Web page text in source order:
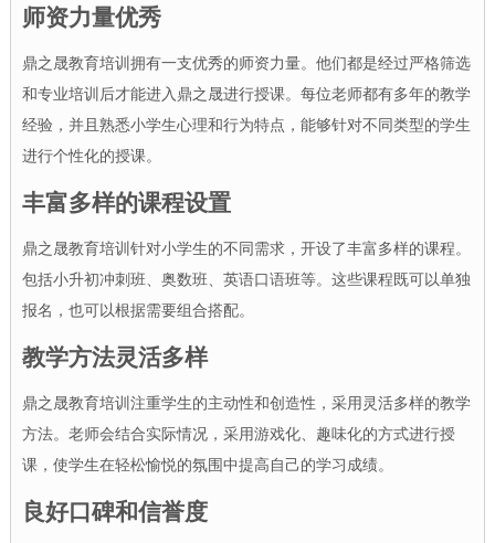
师资力量优秀
鼎之晟教育培训拥有一支优秀的师资力量。他们都是经过严格筛选
和专业培训后才能进入鼎之晟进行授课。每位老师都有多年的教学
经验，并且熟悉小学生心理和行为特点，能够针对不同类型的学生
进行个性化的授课。
丰富多样的课程设置
鼎之晟教育培训针对小学生的不同需求，开设了丰富多样的课程。
包括小升初冲刺班、奥数班、英语口语班等。这些课程既可以单独
报名，也可以根据需要组合搭配。
教学方法灵活多样
鼎之晟教育培训注重学生的主动性和创造性，采用灵活多样的教学
方法。老师会结合实际情况，采用游戏化、趣味化的方式进行授
课，使学生在轻松愉悦的氛围中提高自己的学习成绩。
良好口碑和信誉度